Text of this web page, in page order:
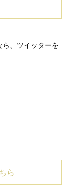
、ツイッターを
ら